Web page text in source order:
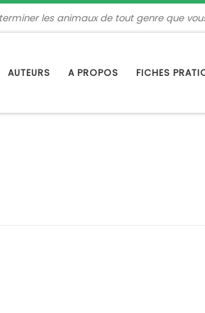
les animaux de tout genre que
AUTEURS A PROPOS FICHES